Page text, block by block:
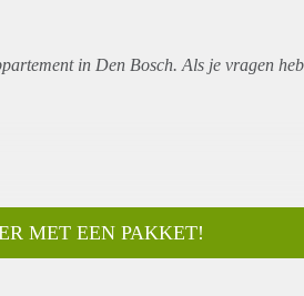
in Den Bosch. Als je vragen
MET EEN PAKKET!